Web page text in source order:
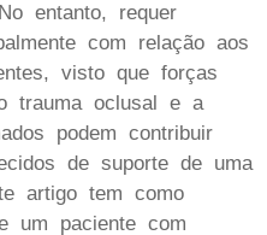
entanto, requer
com relação aos
visto que forças
trauma oclusal e a
podem contribuir
de suporte de uma
artigo tem como
um paciente com